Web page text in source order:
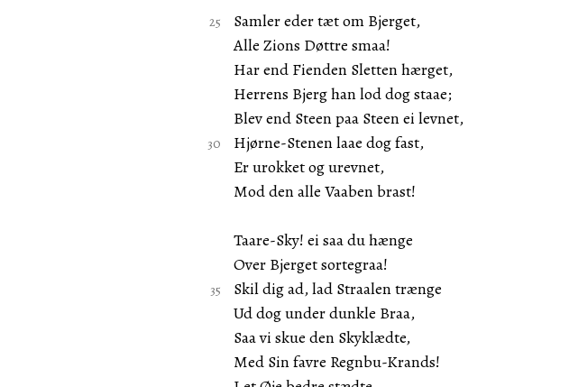
Samler eder tæt om Bjerget,
Alle Zions Døttre smaa!
Har end Fienden Sletten hærget,
Herrens Bjerg han lod dog staae;
Blev end Steen paa Steen ei levnet,
Hjørne-Stenen laae dog fast,
Er urokket og urevnet,
Mod den alle Vaaben brast!
Taare-Sky! ei saa du hænge
Over Bjerget sortegraa!
Skil dig ad, lad Straalen trænge
Ud dog under dunkle Braa,
Saa vi skue den Skyklædte,
Med Sin favre Regnbu-Krands!